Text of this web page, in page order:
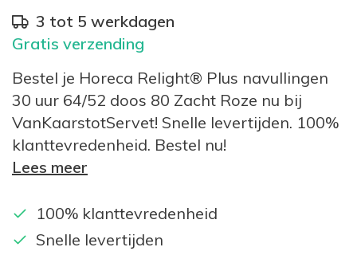
3 tot 5 werkdagen
Gratis verzending
Bestel je Horeca Relight® Plus navullingen
30 uur 64/52 doos 80 Zacht Roze nu bij
VanKaarstotServet! Snelle levertijden. 100%
klanttevredenheid. Bestel nu!
Lees meer
100% klanttevredenheid
Snelle levertijden